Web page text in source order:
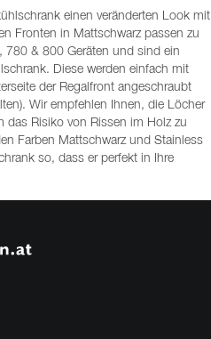
einen veränderten Look mit
Fronten in Mattschwarz passen zu
780 & 800 Geräten und sind ein
Diese werden einfach mit
der Regalfront angeschraubt
Wir empfehlen Ihnen, die Löcher
das Risiko von Rissen im Holz zu
Farben Mattschwarz und Stainless
so, dass er perfekt in Ihre